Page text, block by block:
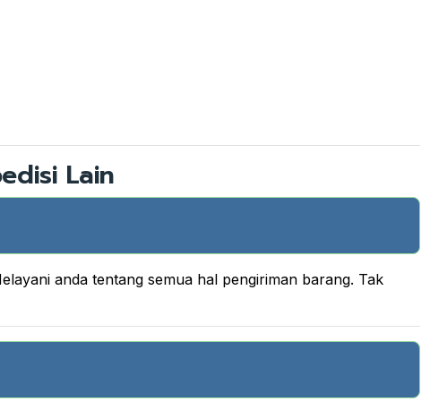
Lain
anda tentang semua hal pengiriman barang. Tak